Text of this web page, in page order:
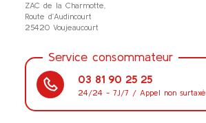
ZAC de la Charmotte,
Route d’Audincourt
25420 Voujeaucourt
Service consommateur
03 81 90 25 25
24/24 - 7J/7 / Appel non surtaxé